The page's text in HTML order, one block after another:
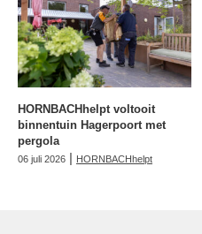
HORNBACHhelpt voltooit
binnentuin Hagerpoort met
pergola
06 juli 2026 | HORNBACHhelpt